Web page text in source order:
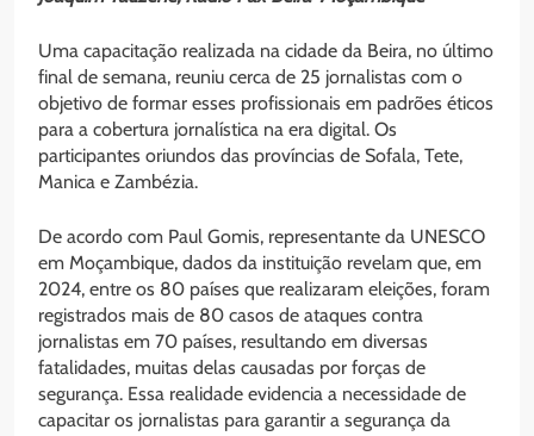
Uma capacitação realizada na cidade da Beira, no último
final de semana, reuniu cerca de 25 jornalistas com o
objetivo de formar esses profissionais em padrões éticos
para a cobertura jornalística na era digital. Os
participantes oriundos das províncias de Sofala, Tete,
Manica e Zambézia.
De acordo com Paul Gomis, representante da UNESCO
em Moçambique, dados da instituição revelam que, em
2024, entre os 80 países que realizaram eleições, foram
registrados mais de 80 casos de ataques contra
jornalistas em 70 países, resultando em diversas
fatalidades, muitas delas causadas por forças de
segurança. Essa realidade evidencia a necessidade de
capacitar os jornalistas para garantir a segurança da